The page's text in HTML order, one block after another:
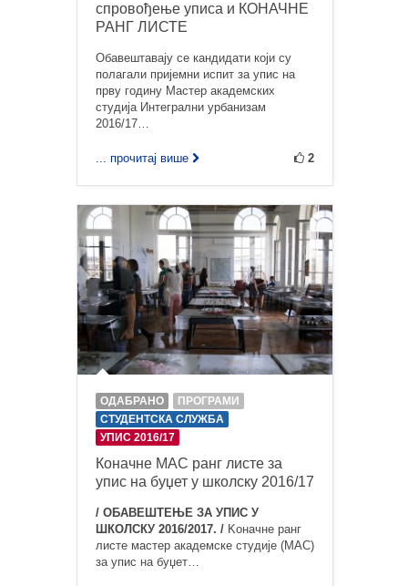
спровођење уписа и КОНАЧНЕ
РАНГ ЛИСТЕ
Обавештавају се кандидати који су
полагали пријемни испит за упис на
прву годину Мастер академских
студија Интегрални урбанизам
2016/17…
... прочитај више 2
ОДАБРАНО
ПРОГРАМИ
СТУДЕНТСКА СЛУЖБА
УПИС 2016/17
Коначне МАС ранг листе за
упис на буџет у школску 2016/17
/ ОБАВЕШТЕЊЕ ЗА УПИС У
ШКОЛСКУ 2016/2017. / Kоначне ранг
листе мастер академске студије (МАС)
за упис на буџет…